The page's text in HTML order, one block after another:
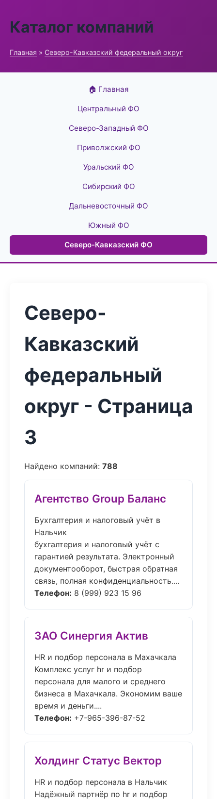
Каталог компаний
Главная » Северо-Кавказский федеральный округ
🏠 Главная
Центральный ФО
Северо-Западный ФО
Приволжский ФО
Уральский ФО
Сибирский ФО
Дальневосточный ФО
Южный ФО
Северо-Кавказский ФО
Северо-
Кавказский
федеральный
округ - Страница
3
Найдено компаний: 788
Агентство Group Баланс
Бухгалтерия и налоговый учёт в
Нальчик
бухгалтерия и налоговый учёт с
гарантией результата. Электронный
документооборот, быстрая обратная
связь, полная конфиденциальность....
Телефон: 8 (999) 923 15 96
ЗАО Синергия Актив
HR и подбор персонала в Махачкала
Комплекс услуг hr и подбор
персонала для малого и среднего
бизнеса в Махачкала. Экономим ваше
время и деньги....
Телефон: +7-965-396-87-52
Холдинг Статус Вектор
HR и подбор персонала в Нальчик
Надёжный партнёр по hr и подбор